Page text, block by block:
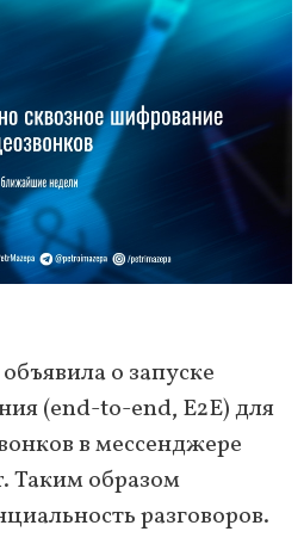
о запуске
(end-to-end, E2E) для
в мессенджере
Таким образом
разговоров.